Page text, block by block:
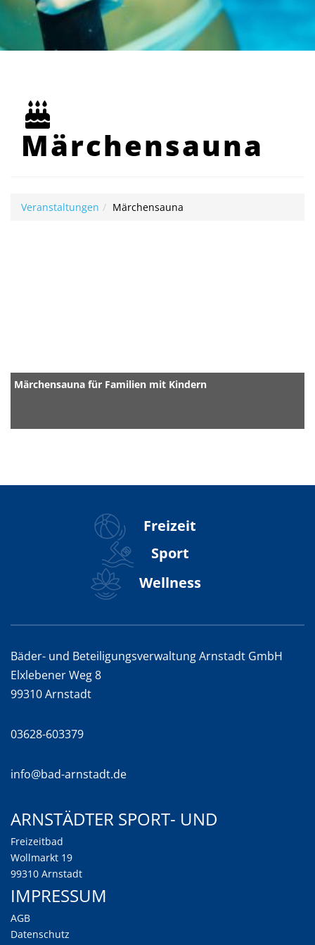
Märchensauna
Veranstaltungen Märchensauna
Märchensauna für Familien mit Kindern
Freizeit
Sport
Wellness
Bäder- und Beteiligungsverwaltung Arnstadt GmbH
Elxlebener Weg 8
99310 Arnstadt
03628-603379
info@bad-arnstadt.de
Arnstädter Sport- und
Freizeitbad
Wollmarkt 19
99310 Arnstadt
Impressum
AGB
Datenschutz